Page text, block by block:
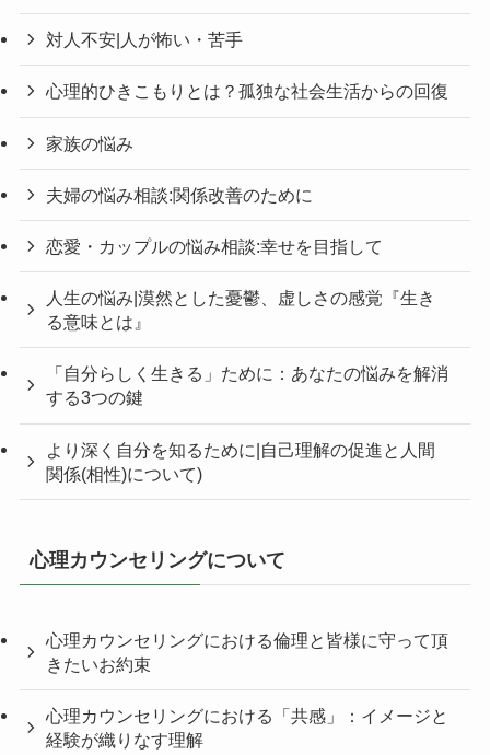
対人不安|人が怖い・苦手
心理的ひきこもりとは？孤独な社会生活からの回復
家族の悩み
夫婦の悩み相談:関係改善のために
恋愛・カップルの悩み相談:幸せを目指して
人生の悩み|漠然とした憂鬱、虚しさの感覚『生き
る意味とは』
「自分らしく生きる」ために：あなたの悩みを解消
する3つの鍵
より深く自分を知るために|自己理解の促進と人間
関係(相性)について)
心理カウンセリングについて
心理カウンセリングにおける倫理と皆様に守って頂
きたいお約束
心理カウンセリングにおける「共感」：イメージと
経験が織りなす理解